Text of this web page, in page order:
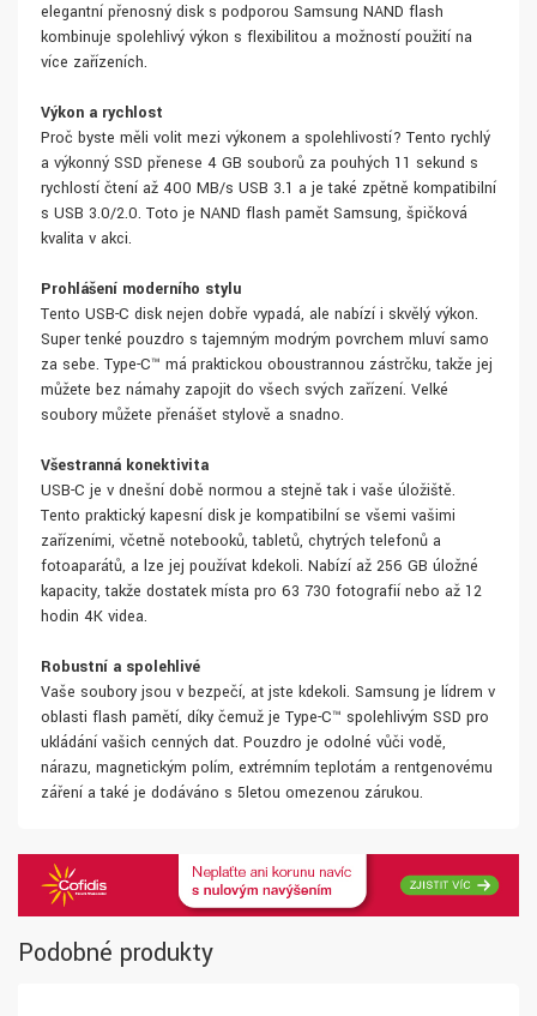
elegantní přenosný disk s podporou Samsung NAND flash
kombinuje spolehlivý výkon s flexibilitou a možností použití na
více zařízeních.
Výkon a rychlost
Proč byste měli volit mezi výkonem a spolehlivostí? Tento rychlý
a výkonný SSD přenese 4 GB souborů za pouhých 11 sekund s
rychlostí čtení až 400 MB/s USB 3.1 a je také zpětně kompatibilní
s USB 3.0/2.0. Toto je NAND flash paměť Samsung, špičková
kvalita v akci.
Prohlášení moderního stylu
Tento USB-C disk nejen dobře vypadá, ale nabízí i skvělý výkon.
Super tenké pouzdro s tajemným modrým povrchem mluví samo
za sebe. Type-C™ má praktickou oboustrannou zástrčku, takže jej
můžete bez námahy zapojit do všech svých zařízení. Velké
soubory můžete přenášet stylově a snadno.
Všestranná konektivita
USB-C je v dnešní době normou a stejně tak i vaše úložiště.
Tento praktický kapesní disk je kompatibilní se všemi vašimi
zařízeními, včetně notebooků, tabletů, chytrých telefonů a
fotoaparátů, a lze jej používat kdekoli. Nabízí až 256 GB úložné
kapacity, takže dostatek místa pro 63 730 fotografií nebo až 12
hodin 4K videa.
Robustní a spolehlivé
Vaše soubory jsou v bezpečí, ať jste kdekoli. Samsung je lídrem v
oblasti flash pamětí, díky čemuž je Type-C™ spolehlivým SSD pro
ukládání vašich cenných dat. Pouzdro je odolné vůči vodě,
nárazu, magnetickým polím, extrémním teplotám a rentgenovému
záření a také je dodáváno s 5letou omezenou zárukou.
Podobné produkty